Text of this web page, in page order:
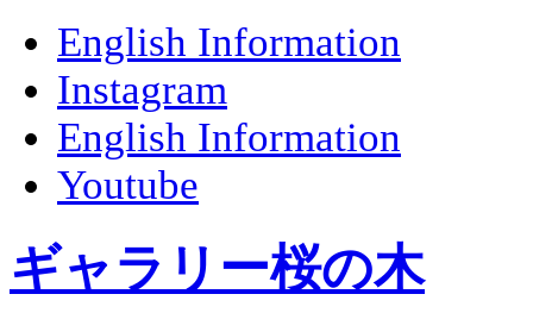
English Information
Instagram
English Information
Youtube
ギャラリー桜の木